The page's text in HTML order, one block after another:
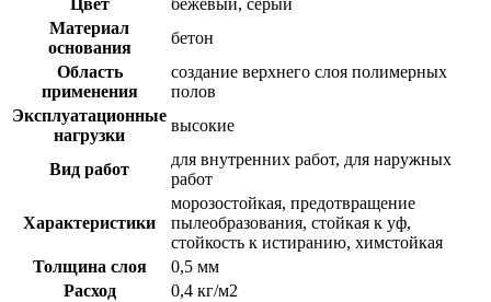
Цвет
бежевый, серый
Материал
основания
бетон
Область
применения
создание верхнего слоя полимерных
полов
Эксплуатационные
нагрузки
высокие
Вид работ
для внутренних работ, для наружных
работ
Характеристики
морозостойкая, предотвращение
пылеобразования, стойкая к уф,
стойкость к истиранию, химстойкая
Толщина слоя
0,5 мм
Расход
0,4 кг/м2